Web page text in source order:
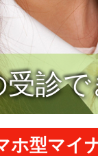
診
ホ型マイ